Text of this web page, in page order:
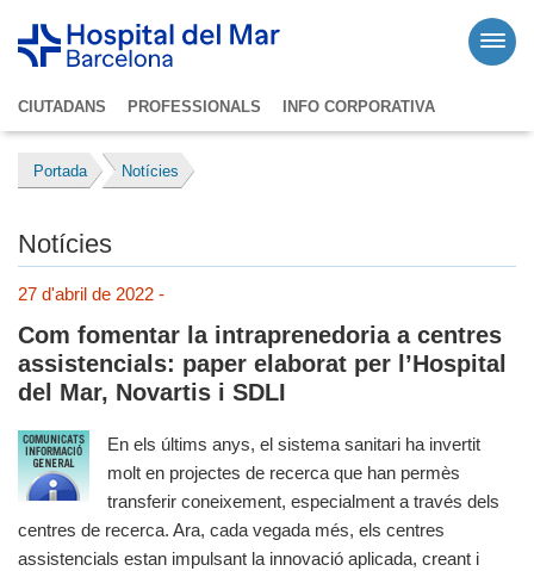
CIUTADANS PROFESSIONALS INFO CORPORATIVA
Portada Notícies
Notícies
27 d'abril de 2022 -
Com fomentar la intraprenedoria a centres
assistencials: paper elaborat per l’Hospital
del Mar, Novartis i SDLI
En els últims anys, el sistema sanitari ha invertit
molt en projectes de recerca que han permès
transferir coneixement, especialment a través dels
centres de recerca. Ara, cada vegada més, els centres
assistencials estan impulsant la innovació aplicada, creant i